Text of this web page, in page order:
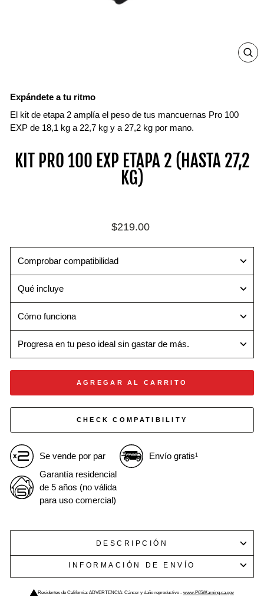
Expándete a tu ritmo
El kit de etapa 2 amplía el peso de tus mancuernas Pro 100
EXP de 18,1 kg a 22,7 kg y a 27,2 kg por mano.
KIT PRO 100 EXP ETAPA 2 (HASTA 27,2
KG)
Precio
$219.00
Comprobar compatibilidad
Qué incluye
Cómo funciona
Progresa en tu peso ideal sin gastar de más.
AGREGAR AL CARRITO
CHECK COMPATIBILITY
Se vende por par Envío gratis1
Garantía residencial
de 5 años (no válida
para uso comercial)
DESCRIPCIÓN
INFORMACIÓN DE ENVÍO
Residentes de California: ADVERTENCIA: Cáncer y daño reproductivo - www.P65Warning.ca.gov